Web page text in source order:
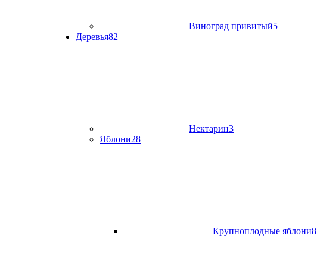
Виноград привитый5
Деревья82
Нектарин3
Яблони28
Крупноплодные яблони8